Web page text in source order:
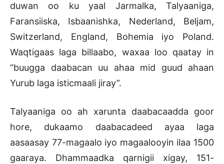
duwan oo ku yaal Jarmalka, Talyaaniga,
Faransiiska, Isbaanishka, Nederland, Beljam,
Switzerland, England, Bohemia iyo Poland.
Waqtigaas laga billaabo, waxaa loo qaatay in
“buugga daabacan uu ahaa mid guud ahaan
Yurub laga isticmaali jiray”.
Talyaaniga oo ah xarunta daabacaadda goor
hore, dukaamo daabacadeed ayaa laga
aasaasay 77-magaalo iyo magaalooyin ilaa 1500
gaaraya. Dhammaadka qarnigii xigay, 151-